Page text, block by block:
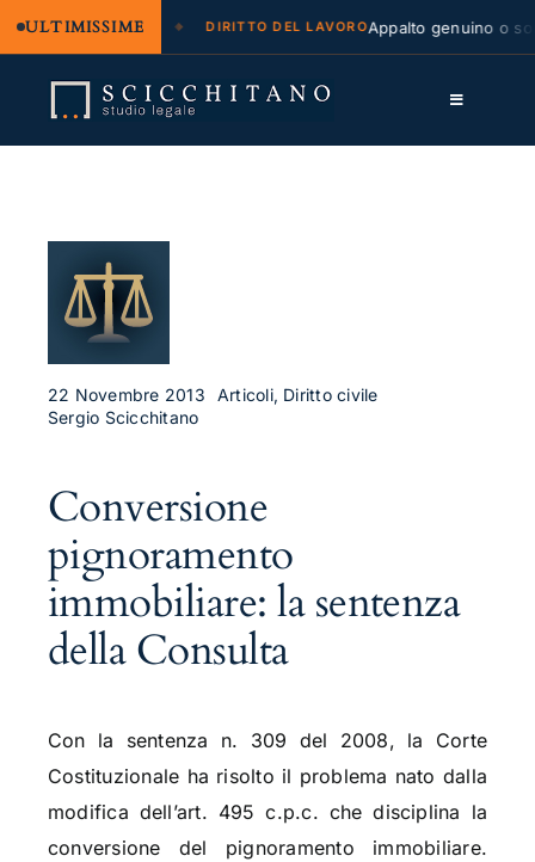
ULTIMISSIME
e regresso DIRITTO DEL LAVOROAppalto genuino o
contenuto
Toggle
Approfondimenti
Contatti
22 Novembre 2013
Articoli, Diritto civile
Sergio Scicchitano
Conversione
pignoramento
immobiliare: la sentenza
della Consulta
Con la sentenza n. 309 del 2008, la Corte
Costituzionale ha risolto il problema nato dalla
modifica dell’art. 495 c.p.c. che disciplina la
conversione del pignoramento immobiliare.